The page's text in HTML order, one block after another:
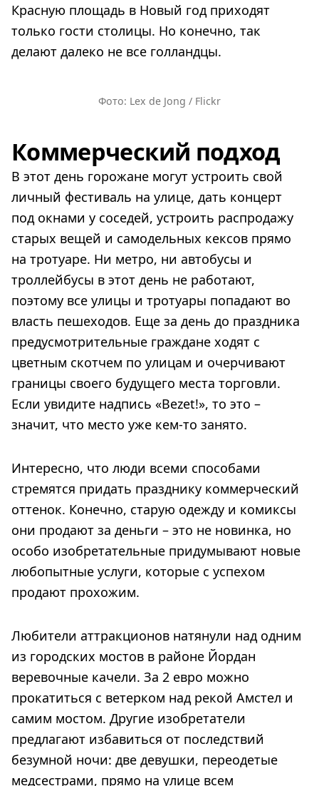
Красную площадь в Новый год приходят
только гости столицы. Но конечно, так
делают далеко не все голландцы.
Фото: Lex de Jong / Flickr
Коммерческий подход
В этот день горожане могут устроить свой
личный фестиваль на улице, дать концерт
под окнами у соседей, устроить распродажу
старых вещей и самодельных кексов прямо
на тротуаре. Ни метро, ни автобусы и
троллейбусы в этот день не работают,
поэтому все улицы и тротуары попадают во
власть пешеходов. Еще за день до праздника
предусмотрительные граждане ходят с
цветным скотчем по улицам и очерчивают
границы своего будущего места торговли.
Если увидите надпись «Bezet!», то это –
значит, что место уже кем-то занято.
Интересно, что люди всеми способами
стремятся придать празднику коммерческий
оттенок. Конечно, старую одежду и комиксы
они продают за деньги – это не новинка, но
особо изобретательные придумывают новые
любопытные услуги, которые с успехом
продают прохожим.
Любители аттракционов натянули над одним
из городских мостов в районе Йордан
веревочные качели. За 2 евро можно
прокатиться с ветерком над рекой Амстел и
самим мостом. Другие изобретатели
предлагают избавиться от последствий
безумной ночи: две девушки, переодетые
медсестрами, прямо на улице всем